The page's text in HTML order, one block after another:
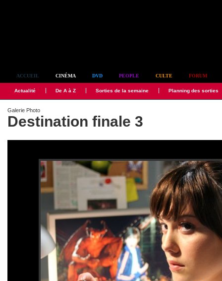
ACCUEIL CINÉMA DVD PEOPLE CULTE FORUM
Actualité De A à Z Sorties de la semaine Planning des sorties
Galerie Photo
Destination finale 3